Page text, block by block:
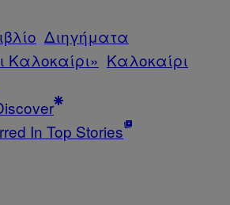
Διηγήματα
Καλοκαίρι» Καλοκαίρι
In Top Stories